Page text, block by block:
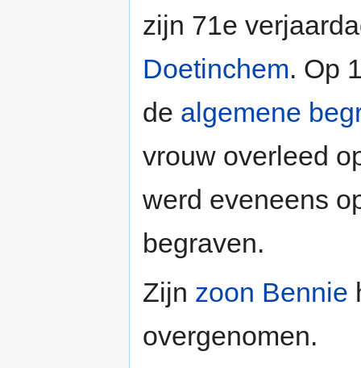
zijn 71e
Doetinchem. Op
de algemene
vrouw overleed
werd eveneens
begraven.
Zijn zoon Bennie
overgenomen.